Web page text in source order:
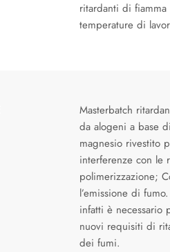
ritardanti di fiamma
temperature di
Masterbatch
da alogeni a base
magnesio rivestito
interferenze con le
polimerizzazione;
l’emissione di
infatti è necessario
nuovi requisiti di
dei fumi.